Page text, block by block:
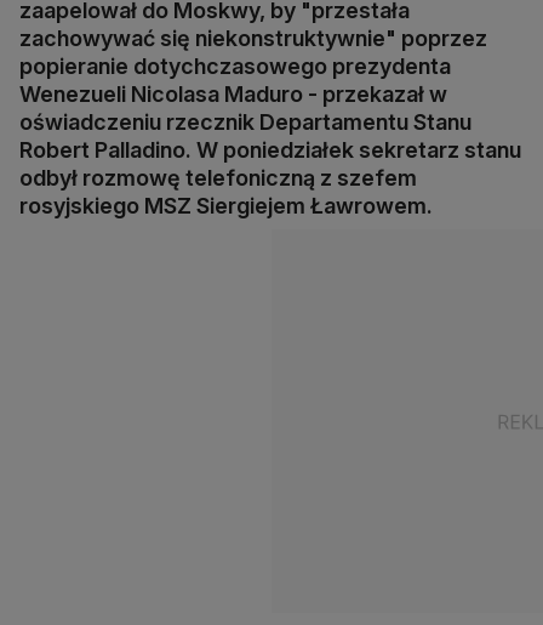
zaapelował do Moskwy, by "przestała
zachowywać się niekonstruktywnie" poprzez
popieranie dotychczasowego prezydenta
Wenezueli Nicolasa Maduro - przekazał w
oświadczeniu rzecznik Departamentu Stanu
Robert Palladino. W poniedziałek sekretarz stanu
odbył rozmowę telefoniczną z szefem
rosyjskiego MSZ Siergiejem Ławrowem.